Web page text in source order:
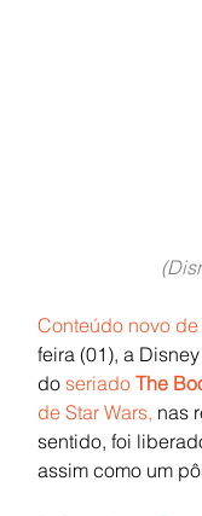
Conteúdo novo de
feira (01), a
do seriado The
de Star Wars, nas
sentido, foi
assim como um